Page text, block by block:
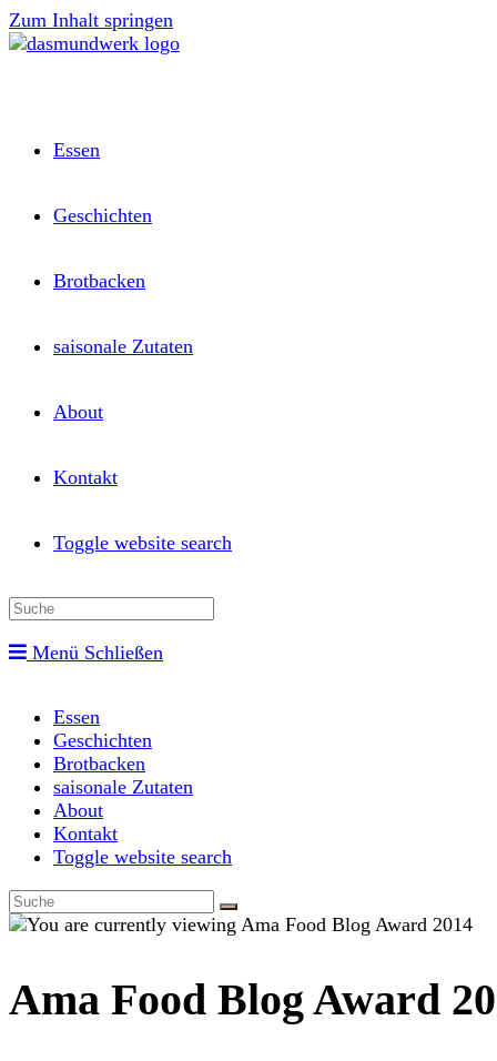
Zum Inhalt springen
Essen
Geschichten
Brotbacken
saisonale Zutaten
About
Kontakt
Toggle website search
Menü Schließen
Essen
Geschichten
Brotbacken
saisonale Zutaten
About
Kontakt
Toggle website search
Ama Food Blog Award